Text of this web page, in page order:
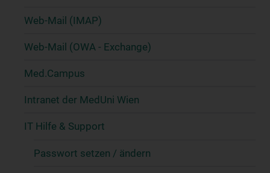
Web-Mail (IMAP)
Web-Mail (OWA - Exchange)
Med.Campus
Intranet der MedUni Wien
IT Hilfe & Support
Passwort setzen / ändern